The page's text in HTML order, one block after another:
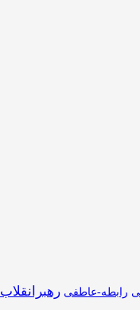
رابطه-عاطفی رهبرانقلاب